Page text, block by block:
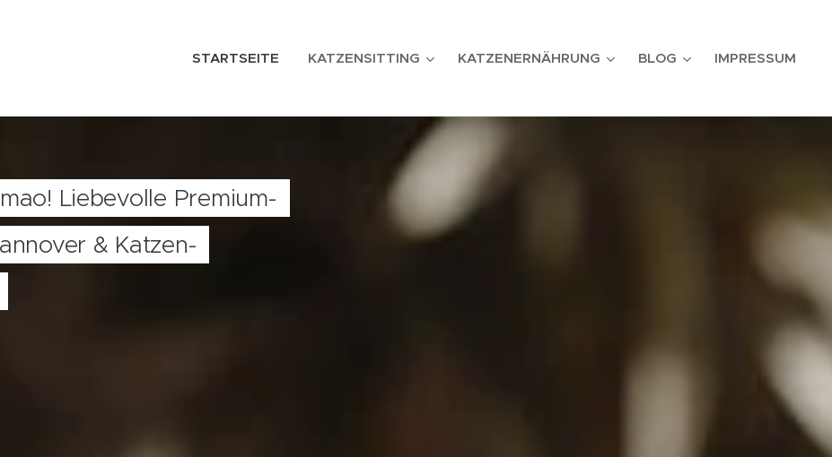
STARTSEITE KATZENSITTING KATZENERNÄHRUNG BLOG IMPRESSUM
Liebevolle Premium-
& Katzen-